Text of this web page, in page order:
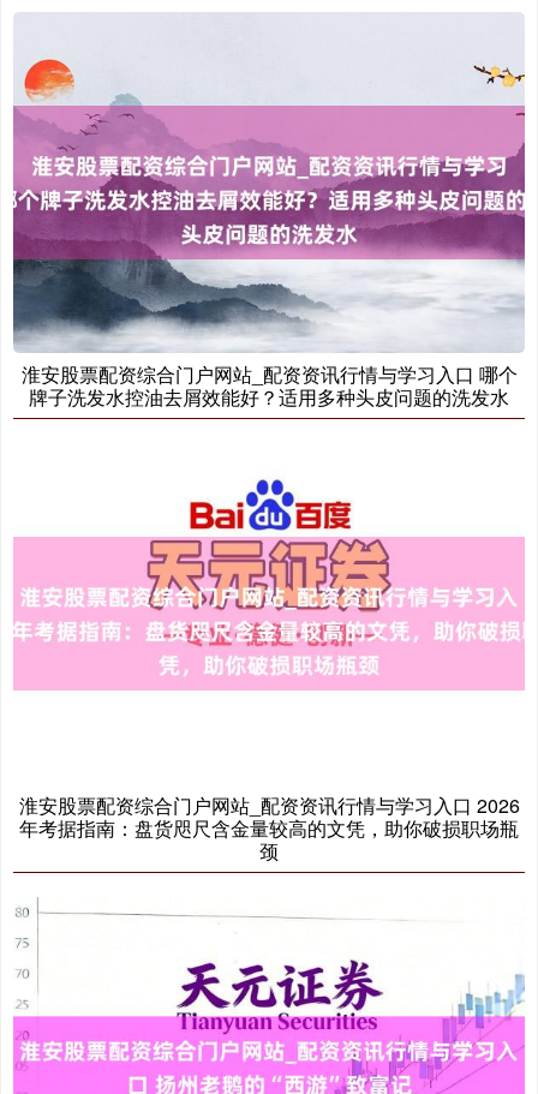
淮安股票配资综合门户网站_配资资讯行情与学习入口 哪个
牌子洗发水控油去屑效能好？适用多种头皮问题的洗发水
淮安股票配资综合门户网站_配资资讯行情与学习入口 2026
年考据指南：盘货咫尺含金量较高的文凭，助你破损职场瓶
颈